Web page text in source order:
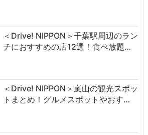
＜Drive! NIPPON＞千葉駅周辺のラン
チにおすすめの店12選！食べ放題…
＜Drive! NIPPON＞嵐山の観光スポッ
トまとめ！グルメスポットやおす…